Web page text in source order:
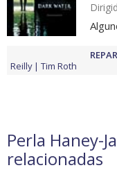
Reilly
Tim Roth
Perla Haney-
relacionadas